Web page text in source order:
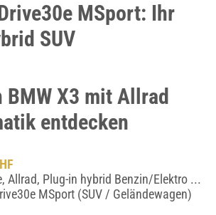
MSport: Ihr
SUV
X3 mit Allrad
entdecken
Allrad, Plug-in hybrid Benzin/Elektro ...
MSport (SUV / Geländewagen)